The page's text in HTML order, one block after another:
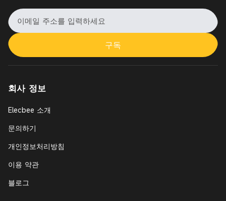
구독
회사 정보
Elecbee 소개
문의하기
개인정보처리방침
이용 약관
블로그